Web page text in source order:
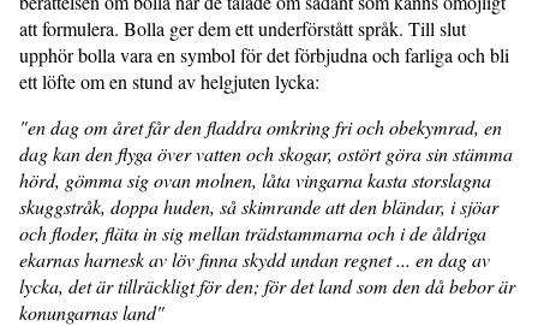
att formulera. Bolla ger dem ett underförstått språk. Till slut
upphör bolla vara en symbol för det förbjudna och farliga och bli
ett löfte om en stund av helgjuten lycka:
"en dag om året får den fladdra omkring fri och obekymrad, en
dag kan den flyga över vatten och skogar, ostört göra sin stämma
hörd, gömma sig ovan molnen, låta vingarna kasta storslagna
skuggstråk, doppa huden, så skimrande att den bländar, i sjöar
och floder, fläta in sig mellan trädstammarna och i de åldriga
ekarnas harnesk av löv finna skydd undan regnet ... en dag av
lycka, det är tillräckligt för den; för det land som den då bebor är
konungarnas land"